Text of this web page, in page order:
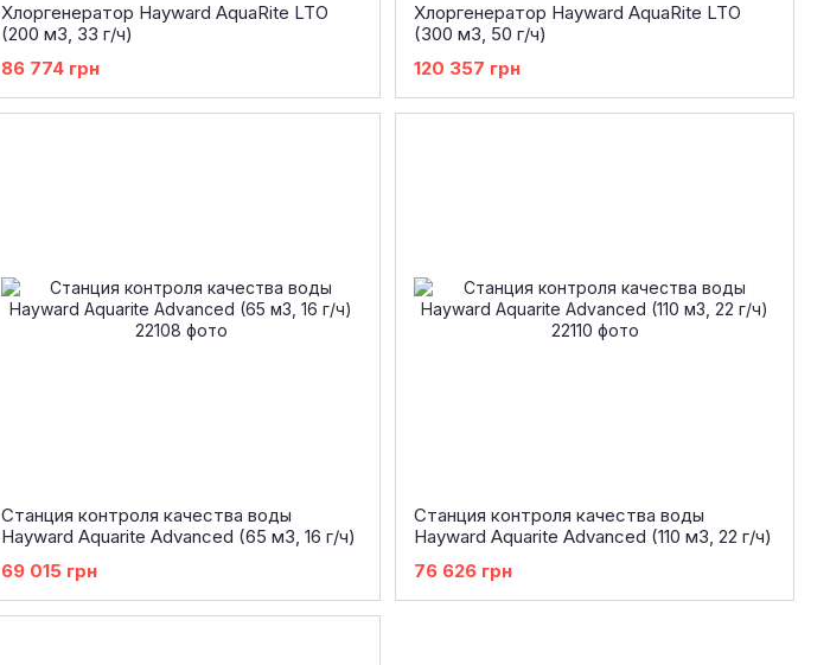
Хлоргенератор Hayward AquaRite LTO
(200 м3, 33 г/ч)
86 774 грн
Хлоргенератор Hayward AquaRite LTO
(300 м3, 50 г/ч)
120 357 грн
Станция контроля качества воды
Hayward Aquarite Advanced (65 м3, 16 г/ч)
69 015 грн
Станция контроля качества воды
Hayward Aquarite Advanced (110 м3, 22 г/ч)
76 626 грн